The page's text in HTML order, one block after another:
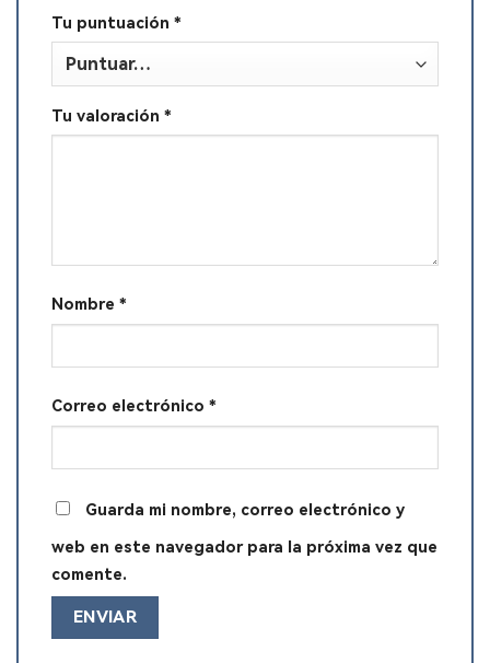
Tu puntuación *
Tu valoración *
Nombre *
Correo electrónico *
Guarda mi nombre, correo electrónico y
web en este navegador para la próxima vez que
comente.